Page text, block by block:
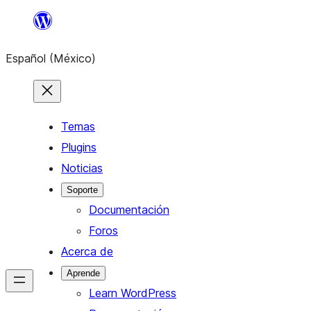
Saltar
contenido
Español (México)
Temas
Plugins
Noticias
Soporte
Documentación
Foros
Acerca de
Aprende
Learn WordPress